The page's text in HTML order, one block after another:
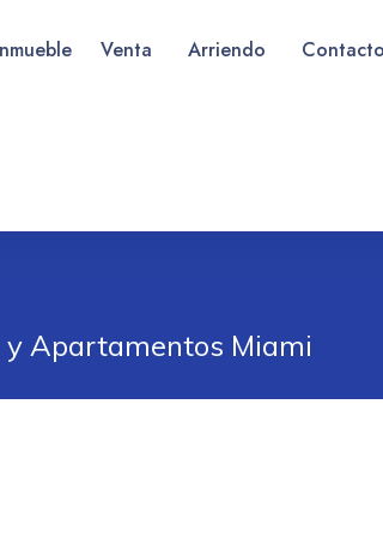
Venta Arriendo
y Apartamentos Miami